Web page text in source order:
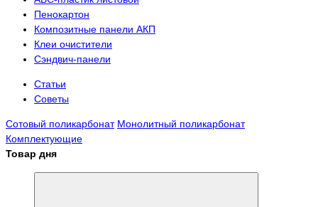
Пенокартон
Композитные панели АКП
Клеи очистители
Сэндвич-панели
Статьи
Советы
Сотовый поликарбонат Монолитный поликарбонат
Комплектующие
Товар дня